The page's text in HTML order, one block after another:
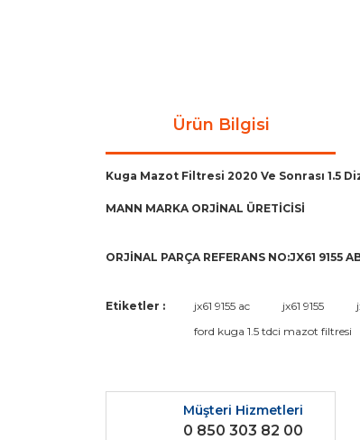
Ürün Bilgisi
Kuga Mazot Filtresi 2020 Ve Sonrası 1.5
MANN MARKA ORJİNAL ÜRETİCİSİ
ORJİNAL PARÇA REFERANS NO:JX61 9155
Bu ürünün fiyat bilgisi, resim, ürün
Ürün açıklamasında eksik bilgiler
Ürün bilgilerinde hatalar bulunuyor.
Etiketler : jx61 9155 ac jx61 9155
ford kuga 1.5 tdci mazot filtresi
Müşteri Hizmetleri
0 850 303 82 00